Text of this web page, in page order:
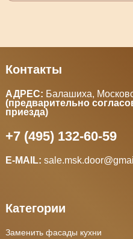
Контакты
АДРЕС: Балашиха,
(предварительно
приезда)
+7 (495) 132-60-59
E-MAIL:
Категории
Заменить фасады кухни